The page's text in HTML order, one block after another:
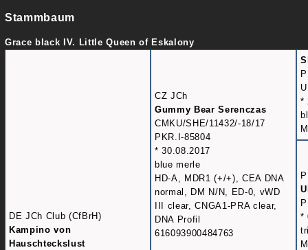
Stammbaum
Grace black IV. Little Queen of Eskalony
DE JCh Club (CfBrH)
Kampino von
Hauschteckslust
CZ JCh
Gummy Bear Serenczas
CMKU/SHE/11432/-18/17
PKR.I-85804
* 30.08.2017
blue merle
HD-A, MDR1 (+/+), CEA DNA
normal, DM N/N, ED-0, vWD
III clear, CNGA1-PRA clear,
DNA Profil
616093900484763
*
*